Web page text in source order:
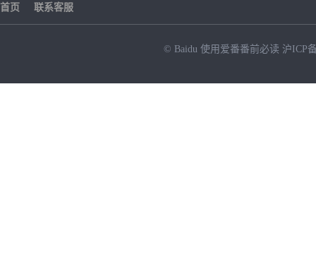
首页 联系客服
© Baidu 使用爱番番前必读 沪ICP